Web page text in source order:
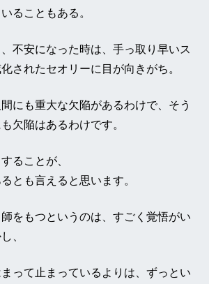
ることもある。
不安になった時は、手っ取り早いス
されたセオリーに目が向きがち。
にも重大な欠陥があるわけで、そう
欠陥はあるわけです。
ることが、
とも言えると思います。
をもつというのは、すごく覚悟がい
、
って止まっているよりは、ずっとい